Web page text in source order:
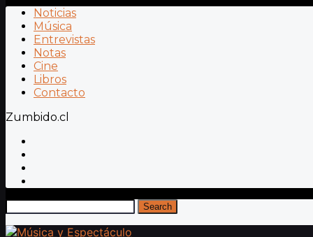
Noticias
Música
Entrevistas
Notas
Cine
Libros
Contacto
Zumbido.cl
Search